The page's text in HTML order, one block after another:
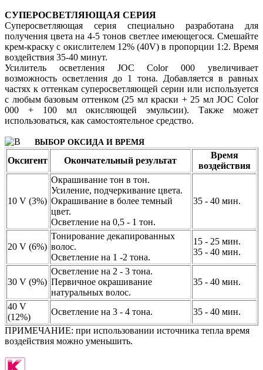
СУПЕРОСВЕТЛЯЮЩАЯ СЕРИЯ
Суперосветляющая серия специально разработана для
получения цвета на 4-5 тонов светлее имеющегося. Смешайте
крем-краску с окислителем 12% (40V) в пропорции 1:2. Время
воздействия 35-40 минут.
Усилитель осветления JOC Color 000 увеличивает
возможность осветления до 1 тона. Добавляется в равных
частях к оттенкам суперосветляющей серии или используется
с любым базовым оттенком (25 мл краски + 25 мл JOC Color
000 + 100 мл окисляющей эмульсии). Также может
использоваться, как самостоятельное средство.
ВЫБОР ОКСИДА И ВРЕМЯ
Оксигент Окончательный результат
Время
воздействия
10 V (3%)
Окрашивание тон в тон.
Усиление, подчеркивание цвета.
Окрашивание в более темный
цвет.
Осветление на 0,5 - 1 тон.
35 - 40 мин.
20 V (6%)
Тонирование декапированных
волос.
Осветление на 1 -2 тона.
15 - 25 мин.
35 - 40 мин.
30 V (9%)
Осветление на 2 - 3 тона.
Первичное окрашивание
натуральных волос.
35 - 40 мин.
40 V
(12%)
Осветление на 3 - 4 тона.
35 - 40 мин.
ПРИМЕЧАНИЕ: при использовании источника тепла время
воздействия можно уменьшить.